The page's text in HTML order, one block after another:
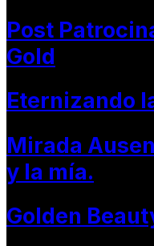
Post
Gold
Eternizando
Mirada
y la mía.
Golden